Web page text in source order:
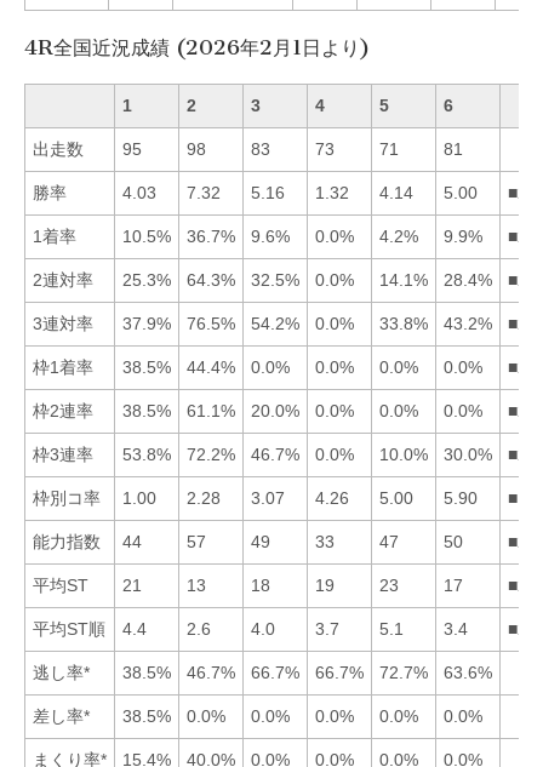
4R全国近況成績 (2026年2月1日より)
1 2 3 4 5 6
出走数 95 98 83 73 71 81
勝率 4.03 7.32 5.16 1.32 4.14 5.00
1着率 10.5% 36.7% 9.6% 0.0% 4.2% 9.9%
2連対率 25.3% 64.3% 32.5% 0.0% 14.1% 28.4%
3連対率 37.9% 76.5% 54.2% 0.0% 33.8% 43.2%
枠1着率 38.5% 44.4% 0.0% 0.0% 0.0% 0.0%
枠2連率 38.5% 61.1% 20.0% 0.0% 0.0% 0.0%
枠3連率 53.8% 72.2% 46.7% 0.0% 10.0% 30.0%
枠別コ率 1.00 2.28 3.07 4.26 5.00 5.90
能力指数 44 57 49 33 47 50
平均ST 21 13 18 19 23 17
平均ST順 4.4 2.6 4.0 3.7 5.1 3.4
逃し率* 38.5% 46.7% 66.7% 66.7% 72.7% 63.6%
差し率* 38.5% 0.0% 0.0% 0.0% 0.0% 0.0%
まくり率* 15.4% 40.0% 0.0% 0.0% 0.0% 0.0%